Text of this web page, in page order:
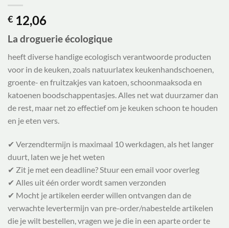
€ 12,06
La droguerie écologique
heeft diverse handige ecologisch verantwoorde producten
voor in de keuken, zoals natuurlatex keukenhandschoenen,
groente- en fruitzakjes van katoen, schoonmaaksoda en
katoenen boodschappentasjes. Alles net wat duurzamer dan
de rest, maar net zo effectief om je keuken schoon te houden
en je eten vers.
✔ Verzendtermijn is maximaal 10 werkdagen, als het langer
duurt, laten we je het weten
✔ Zit je met een deadline? Stuur een email voor overleg
✔ Alles uit één order wordt samen verzonden
✔ Mocht je artikelen eerder willen ontvangen dan de
verwachte levertermijn van pre-order/nabestelde artikelen
die je wilt bestellen, vragen we je die in een aparte order te